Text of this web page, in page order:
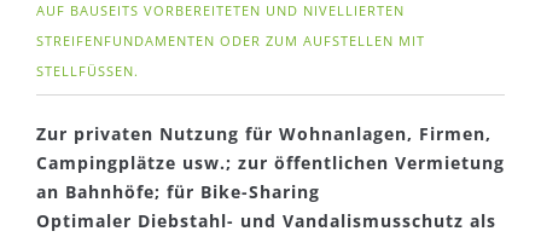
AUF BAUSEITS VORBEREITETEN UND NIVELLIERTEN
STREIFENFUNDAMENTEN ODER ZUM AUFSTELLEN MIT
STELLFÜSSEN.
Zur privaten Nutzung für Wohnanlagen, Firmen,
Campingplätze usw.; zur öffentlichen Vermietung
an Bahnhöfe; für Bike-Sharing
Optimaler Diebstahl- und Vandalismusschutz als